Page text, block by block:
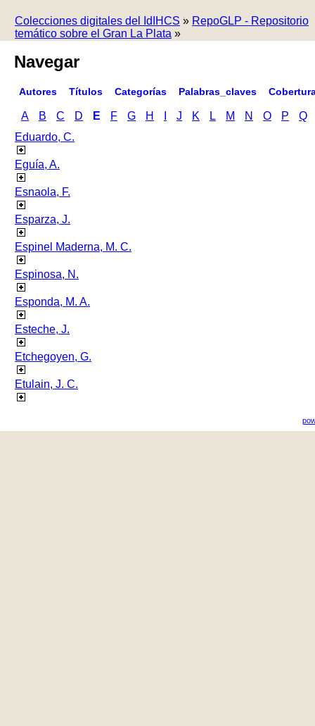
Colecciones digitales del IdIHCS » RepoGLP - Repositorio
temático sobre el Gran La Plata »
Navegar
Autores Títulos Categorías Palabras_claves
A B C D E F G H J K L M N O P
Q
Eduardo, C.
Eguía, A.
Esnaola, F.
Esparza, J.
Espinel Maderna, M. C.
Espinosa, N.
Esponda, M. A.
Esteche, J.
Etchegoyen, G.
Etulain, J. C.